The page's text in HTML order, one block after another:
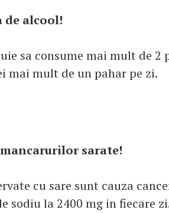
de alcool!
sa consume mai mult de 2
mai mult de un pahar pe zi.
sarate!
cu sare sunt cauza
sodiu la 2400 mg in fiecare